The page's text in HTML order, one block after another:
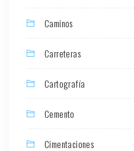
Caminos
Carreteras
Cartografía
Cemento
Cimentaciones